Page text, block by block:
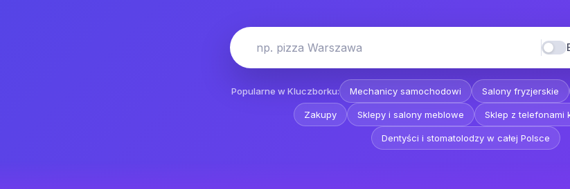
np. pizza Warszawa
Popularne w Kluczborku: Mechanicy samochodowi Salony fryzjerskie
Zakupy Sklepy i salony meblowe Sklep z telefonami
Dentyści i stomatolodzy w całej Polsce